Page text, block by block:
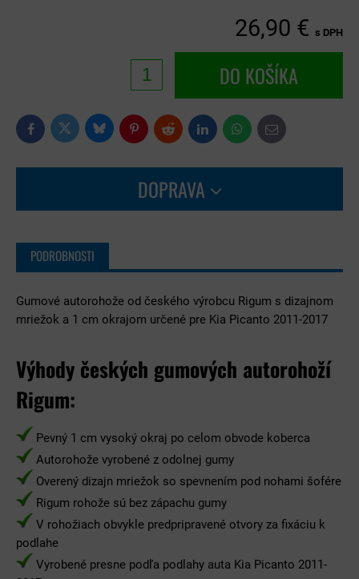
26,90 € s DPH
DO KOŠÍKA
FacebookTwitter BlueskyPinterestReddit LinkedInWhatsApp
E-
mail
DOPRAVA
PODROBNOSTI
Gumové autorohože od českého výrobcu Rigum s dizajnom
mriežok a 1 cm okrajom určené pre Kia Picanto 2011-2017
Výhody českých gumových autorohoží
Rigum:
Pevný 1 cm vysoký okraj po celom obvode koberca
Autorohože vyrobené z odolnej gumy
Overený dizajn mriežok so spevnením pod nohami šofére
Rigum rohože sú bez zápachu gumy
V rohožiach obvykle predpripravené otvory za fixáciu k
podlahe
Vyrobené presne podľa podlahy auta Kia Picanto 2011-